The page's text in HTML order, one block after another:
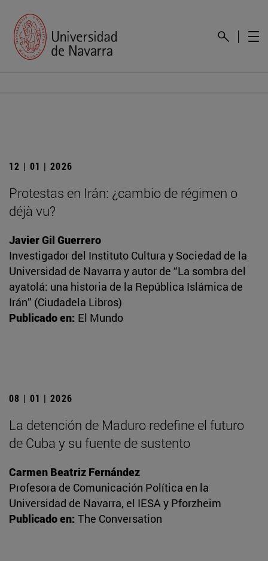
12 | 01 | 2026
Protestas en Irán: ¿cambio de régimen o
déjà vu?
Javier Gil Guerrero
Investigador del Instituto Cultura y Sociedad de la
Universidad de Navarra y autor de “La sombra del
ayatolá: una historia de la República Islámica de
Irán” (Ciudadela Libros)
Publicado en: El Mundo
08 | 01 | 2026
La detención de Maduro redefine el futuro
de Cuba y su fuente de sustento
Carmen Beatriz Fernández
Profesora de Comunicación Política en la
Universidad de Navarra, el IESA y Pforzheim
Publicado en: The Conversation